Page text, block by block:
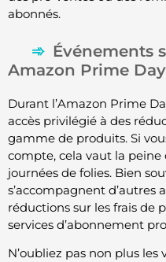
abonnés.
Événements
Amazon Prime Day
Durant l’Amazon Prime
accès privilégié à des
gamme de produits. Si
compte, cela vaut la peine
journées de folies. Bien
s’accompagnent d’autres
réductions sur les frais de
services d’abonnement
N’oubliez pas non plus